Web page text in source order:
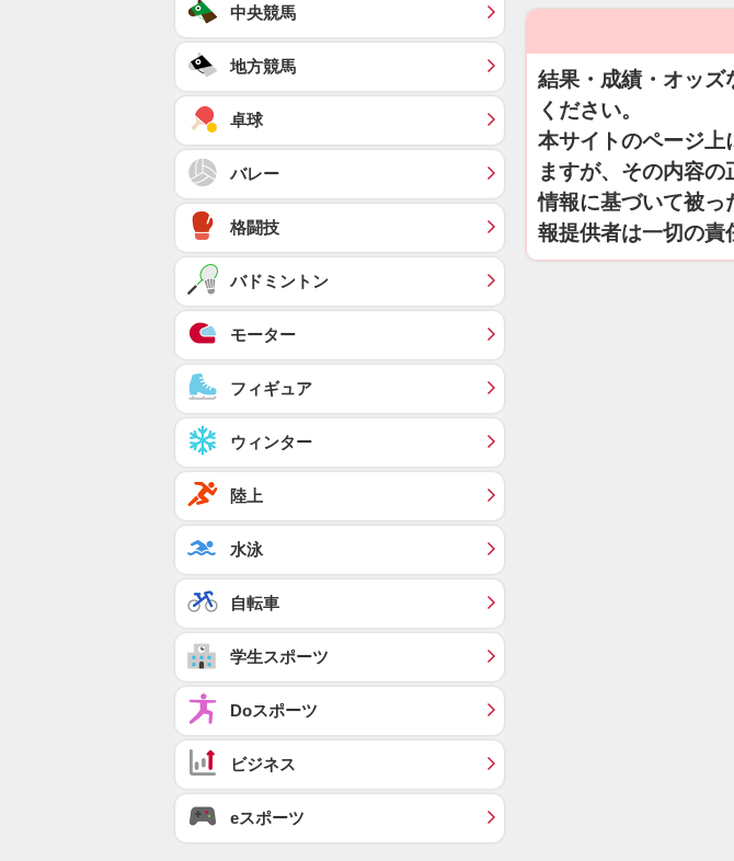
結果・成績・オッズ
ください。
本サイトのページ上
ますが、その内容
情報に基づいて被っ
報提供者は一切の責
中央競馬
地方競馬
卓球
バレー
格闘技
バドミントン
モーター
フィギュア
ウィンター
陸上
水泳
自転車
学生スポーツ
Doスポーツ
ビジネス
eスポーツ